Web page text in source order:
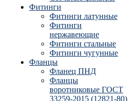
Фитинги
Фитинги латунные
Фитинги
нержавеющие
Фитинги стальные
Фитинги чугунные
Фланцы
Фланец ПНД
Фланцы
воротниковые ГОСТ
33259-2015 (12821-80)